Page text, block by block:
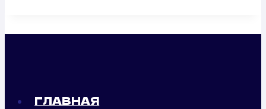
ГЛАВНАЯ